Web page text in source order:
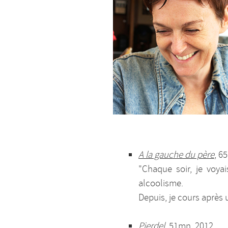
A la gauche du père,
"Chaque soir, je
alcoolisme.
Depuis, je cours après